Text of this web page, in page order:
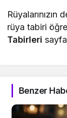
rüya tabiri
Tabirleri
Benzer